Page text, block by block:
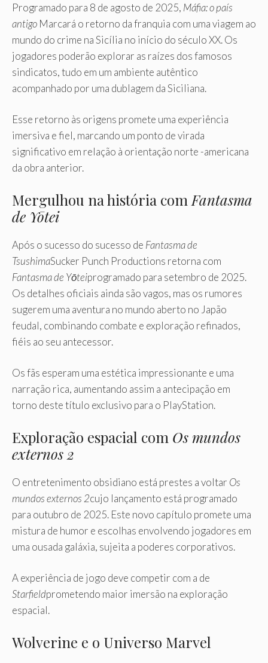
Programado para 8 de agosto de 2025, Máfia: o país
antigo Marcará o retorno da franquia com uma viagem ao
mundo do crime na Sicília no início do século XX. Os
jogadores poderão explorar as raízes dos famosos
sindicatos, tudo em um ambiente autêntico
acompanhado por uma dublagem da Siciliana.
Esse retorno às origens promete uma experiência
imersiva e fiel, marcando um ponto de virada
significativo em relação à orientação norte -americana
da obra anterior.
Mergulhou na história com Fantasma
de Yōtei
Após o sucesso do sucesso de Fantasma de
TsushimaSucker Punch Productions retorna com
Fantasma de Yōteiprogramado para setembro de 2025.
Os detalhes oficiais ainda são vagos, mas os rumores
sugerem uma aventura no mundo aberto no Japão
feudal, combinando combate e exploração refinados,
fiéis ao seu antecessor.
Os fãs esperam uma estética impressionante e uma
narração rica, aumentando assim a antecipação em
torno deste título exclusivo para o PlayStation.
Exploração espacial com Os mundos
externos 2
O entretenimento obsidiano está prestes a voltar Os
mundos externos 2cujo lançamento está programado
para outubro de 2025. Este novo capítulo promete uma
mistura de humor e escolhas envolvendo jogadores em
uma ousada galáxia, sujeita a poderes corporativos.
A experiência de jogo deve competir com a de
Starfieldprometendo maior imersão na exploração
espacial.
Wolverine e o Universo Marvel